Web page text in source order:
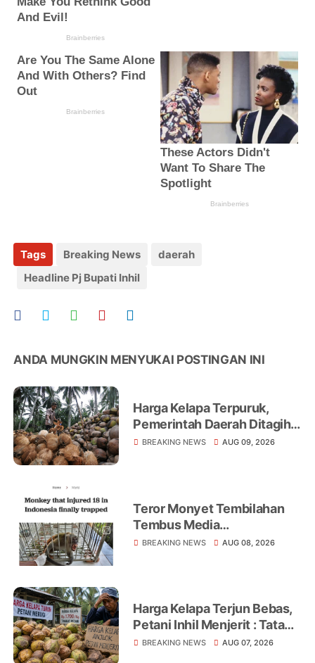
Tags Breaking News
daerah
Headline Pj Bupati Inhil
ANDA MUNGKIN MENYUKAI POSTINGAN INI
Harga Kelapa Terpuruk,
Pemerintah Daerah Ditagih
Realisasikan Program
BREAKING NEWS AUG 09, 2026
Teror Monyet Tembilahan
Tembus Media
Internasional, AFP Soroti 18
BREAKING NEWS AUG 08, 2026
Harga Kelapa Terjun Bebas,
Petani Inhil Menjerit : Tata
Niaga, Monopoli hingga
BREAKING NEWS AUG 07, 2026